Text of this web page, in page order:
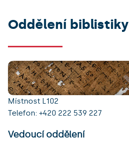
Oddělení biblistiky
Místnost L102
Telefon: +420 222 539 227
Vedoucí oddělení